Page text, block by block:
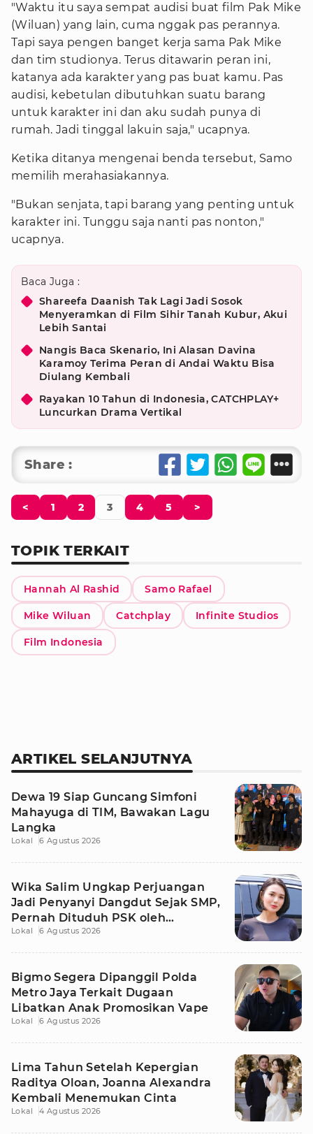
"Waktu itu saya sempat audisi buat film Pak Mike
(Wiluan) yang lain, cuma nggak pas perannya.
Tapi saya pengen banget kerja sama Pak Mike
dan tim studionya. Terus ditawarin peran ini,
katanya ada karakter yang pas buat kamu. Pas
audisi, kebetulan dibutuhkan suatu barang
untuk karakter ini dan aku sudah punya di
rumah. Jadi tinggal lakuin saja," ucapnya.
Ketika ditanya mengenai benda tersebut, Samo
memilih merahasiakannya.
"Bukan senjata, tapi barang yang penting untuk
karakter ini. Tunggu saja nanti pas nonton,"
ucapnya.
Baca Juga :
Shareefa Daanish Tak Lagi Jadi Sosok
Menyeramkan di Film Sihir Tanah Kubur, Akui
Lebih Santai
Nangis Baca Skenario, Ini Alasan Davina
Karamoy Terima Peran di Andai Waktu Bisa
Diulang Kembali
Rayakan 10 Tahun di Indonesia, CATCHPLAY+
Luncurkan Drama Vertikal
Share :
< 1 2 3 4 5 >
TOPIK TERKAIT
Hannah Al Rashid Samo Rafael
Mike Wiluan Catchplay Infinite Studios
Film Indonesia
ARTIKEL SELANJUTNYA
Dewa 19 Siap Guncang Simfoni
Mahayuga di TIM, Bawakan Lagu
Langka
Lokal 6 Agustus 2026
Wika Salim Ungkap Perjuangan
Jadi Penyanyi Dangdut Sejak SMP,
Pernah Dituduh PSK oleh
Tetangga
Lokal 6 Agustus 2026
Bigmo Segera Dipanggil Polda
Metro Jaya Terkait Dugaan
Libatkan Anak Promosikan Vape
Lokal 6 Agustus 2026
Lima Tahun Setelah Kepergian
Raditya Oloan, Joanna Alexandra
Kembali Menemukan Cinta
Lokal 4 Agustus 2026